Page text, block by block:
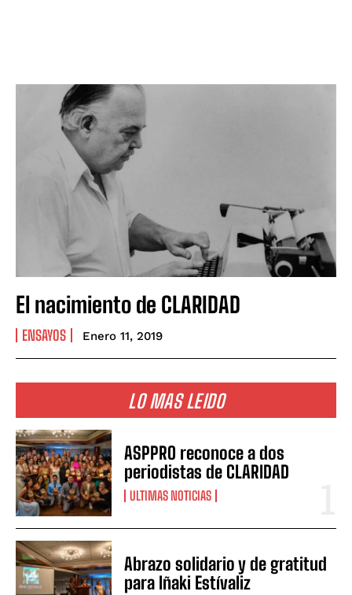
El nacimiento de CLARIDAD
ENSAYOS Enero 11, 2019
LO MAS LEIDO
ASPPRO reconoce a dos
periodistas de CLARIDAD
ULTIMAS NOTICIAS
Abrazo solidario y de gratitud
para Iñaki Estívaliz